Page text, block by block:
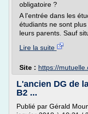
obligatoire ?
A l'entrée dans les
étudiants ne sont
leurs parents. Sauf
Lire la suite
Site : https://
L'ancien DG de
B2 ...
Publié par Gérald